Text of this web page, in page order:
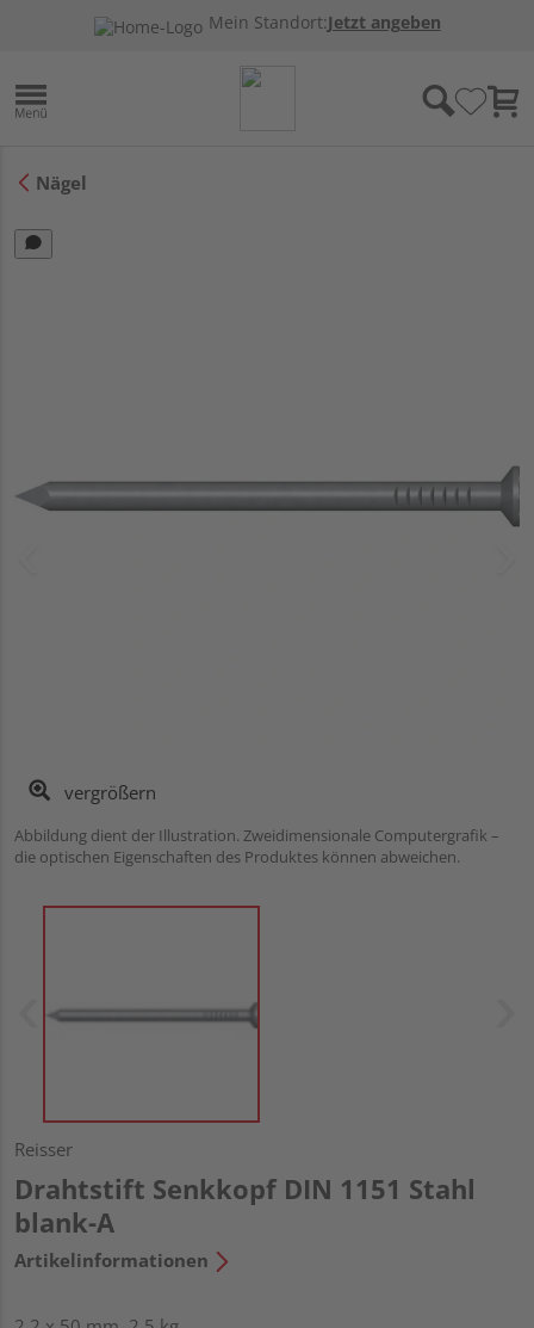
Mein Standort:Jetzt angeben
Nägel
vergrößern
Abbildung dient der Illustration. Zweidimensionale Computergrafik –
die optischen Eigenschaften des Produktes können abweichen.
Reisser
Drahtstift Senkkopf DIN 1151 Stahl
blank-A
Artikelinformationen